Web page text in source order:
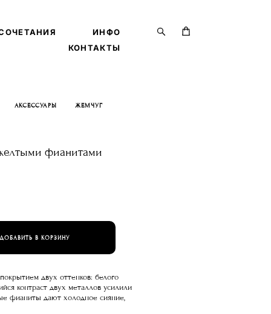
ИНФО
КОНТАКТЫ
ИНФО
КОНТАКТЫ
АКСЕССУАРЫ ЖЕМЧУГ
фианитами
ДОБАВИТЬ В КОРЗИНУ
двух оттенков: белого
контраст двух металлов усилили
фианиты дают холодное сияние,